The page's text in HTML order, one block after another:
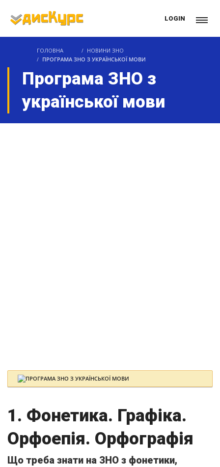
LOGIN
ГОЛОВНА
НОВИНИ ЗНО
ПРОГРАМА ЗНО З УКРАЇНСЬКОЇ МОВИ
Програма ЗНО з
української мови
1. Фонетика. Графіка.
Орфоепія. Орфографія
Що треба знати на ЗНО з фонетики,